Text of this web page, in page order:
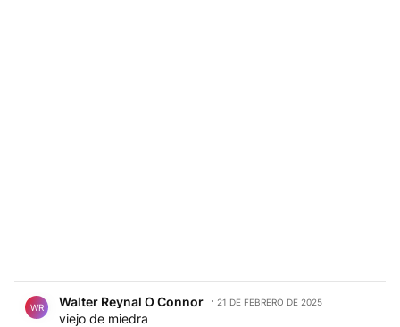
WR Walter Reynal O Connor 21 DE FEBRERO DE 2025
viejo de miedra